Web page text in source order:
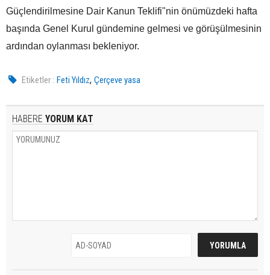
Güçlendirilmesine Dair Kanun Teklifi"nin önümüzdeki hafta
başında Genel Kurul gündemine gelmesi ve görüşülmesinin
ardından oylanması bekleniyor.
Etiketler : Feti Yıldız,Çerçeve yasa
HABERE YORUM KAT